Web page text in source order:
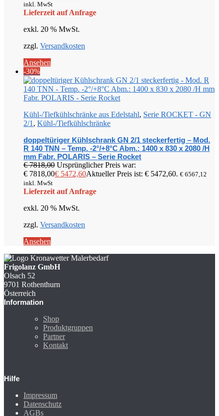
inkl. MwSt
Lieferzeit auf Anfrage
exkl. 20 % MwSt.
zzgl. Versandkosten
Ansehen
-30%
Kühl-/Tiefkühlschränke aus Edelstahl, Serie ROCKET - GN
2/1, Kühl-/Tiefkühlschränke
doppeltüriger Kühlschrank GN 2/1 steckerfertig – Mod.
R 140 TNN – Temp. -2°/+8°C Abm.: 1400 x 830 x 2080 /H
mm Fabr. POLARIS – Serie Rocket
€7818,00 Ursprünglicher Preis war:
€ 7818,00€ 5472,60Aktueller Preis ist: € 5472,60. € 6567,12
inkl. MwSt
Lieferzeit auf Anfrage
exkl. 20 % MwSt.
zzgl. Versandkosten
Ansehen
Frigolanz GmbH
Olsach 52
9701 Rothenthurn
Österreich
Information
Shop
Produktgruppen
Partner
Kontakt
Hilfe
Impressum
Datenschutz
AGBs